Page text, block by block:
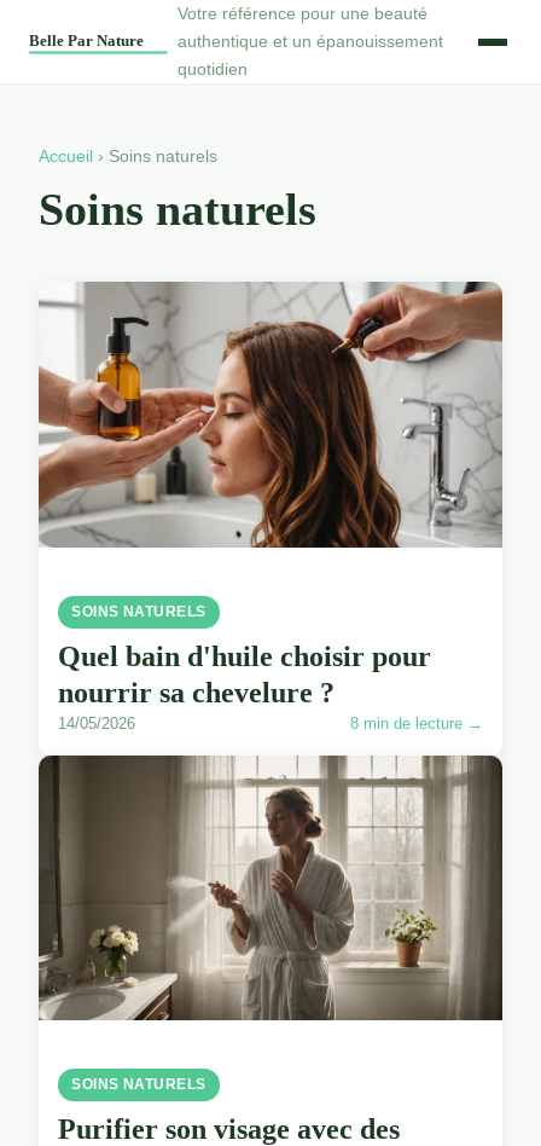
Votre référence pour une beauté
authentique et un épanouissement
quotidien
Accueil › Soins naturels
Soins naturels
SOINS NATURELS
Quel bain d'huile choisir pour
nourrir sa chevelure ?
14/05/2026 8 min de lecture →
SOINS NATURELS
Purifier son visage avec des